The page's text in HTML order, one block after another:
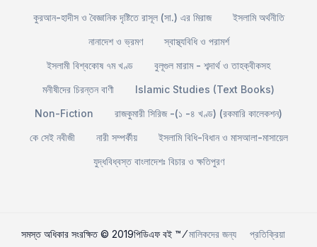
কুরআন-হাদীস ও বৈজ্ঞানিক দৃষ্টিতে রাসূল (সা.) এর মিরাজ
ইসলামি অর্থনীতি
নানাদেশ ও ভ্রমণ
স্বাস্থ্যবিধি ও পরামর্শ
ইসলামী বিশ্বকোষ ৭ম খণ্ড
বুলূগুল মারাম - শব্দার্থ ও তাহক্বীকসহ
মনীষীদের চিরন্তন বাণী
Islamic Studies (Text Books)
Non-Fiction
রাজকুমারী সিরিজ -(১ -৪ খণ্ড) (রকমারি কালেকশন)
কে সেই নবীজী
নারী সম্পর্কীয়
ইসলামি বিধি-বিধান ও মাসআলা-মাসায়েল
যুদ্ধবিধ্বস্ত বাংলাদেশঃ বিচার ও ক্ষতিপুরণ
সমস্ত অধিকার সংরক্ষিত © 2019পিডিএফ বই ™ ⁄মালিকদের জন্য প্রতিক্রিয়া